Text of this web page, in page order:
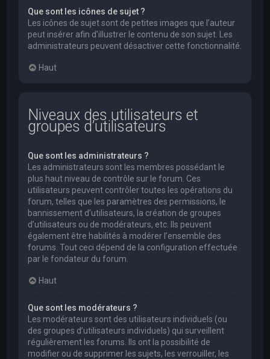
Que sont les icônes de sujet ?
Les icônes de sujet sont de petites images que l’auteur
peut insérer afin d’illustrer le contenu de son sujet. Les
administrateurs peuvent désactiver cette fonctionnalité.
Haut
Niveaux des utilisateurs et
groupes d’utilisateurs
Que sont les administrateurs ?
Les administrateurs sont les membres possédant le
plus haut niveau de contrôle sur le forum. Ces
utilisateurs peuvent contrôler toutes les opérations du
forum, telles que les paramètres des permissions, le
bannissement d’utilisateurs, la création de groupes
d’utilisateurs ou de modérateurs, etc. Ils peuvent
également être habilités à modérer l’ensemble des
forums. Tout ceci dépend de la configuration effectuée
par le fondateur du forum.
Haut
Que sont les modérateurs ?
Les modérateurs sont des utilisateurs individuels (ou
des groupes d’utilisateurs individuels) qui surveillent
régulièrement les forums. Ils ont la possibilité de
modifier ou de supprimer les sujets, les verrouiller, les